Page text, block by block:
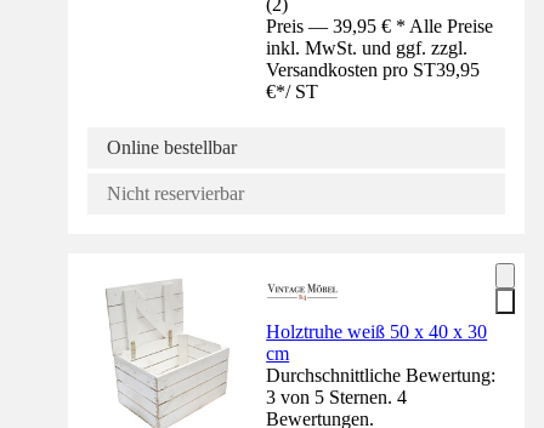
(2)
Preis — 39,95 € * Alle Preise
inkl. MwSt. und ggf. zzgl.
Versandkosten pro ST39,95
€*/ ST
Online bestellbar
Nicht reservierbar
Holztruhe weiß 50 x 40 x 30
cm
Durchschnittliche Bewertung:
3 von 5 Sternen. 4
Bewertungen.